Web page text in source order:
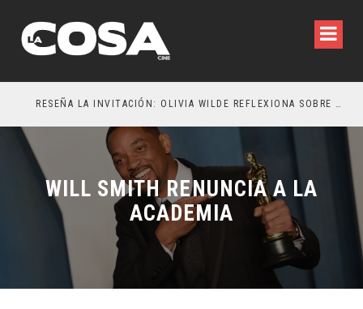
RESEÑA LA INVITACIÓN: OLIVIA WILDE REFLEXIONA SOBRE LA VIDA CONYUGAL
WILL SMITH RENUNCIA A LA
ACADEMIA